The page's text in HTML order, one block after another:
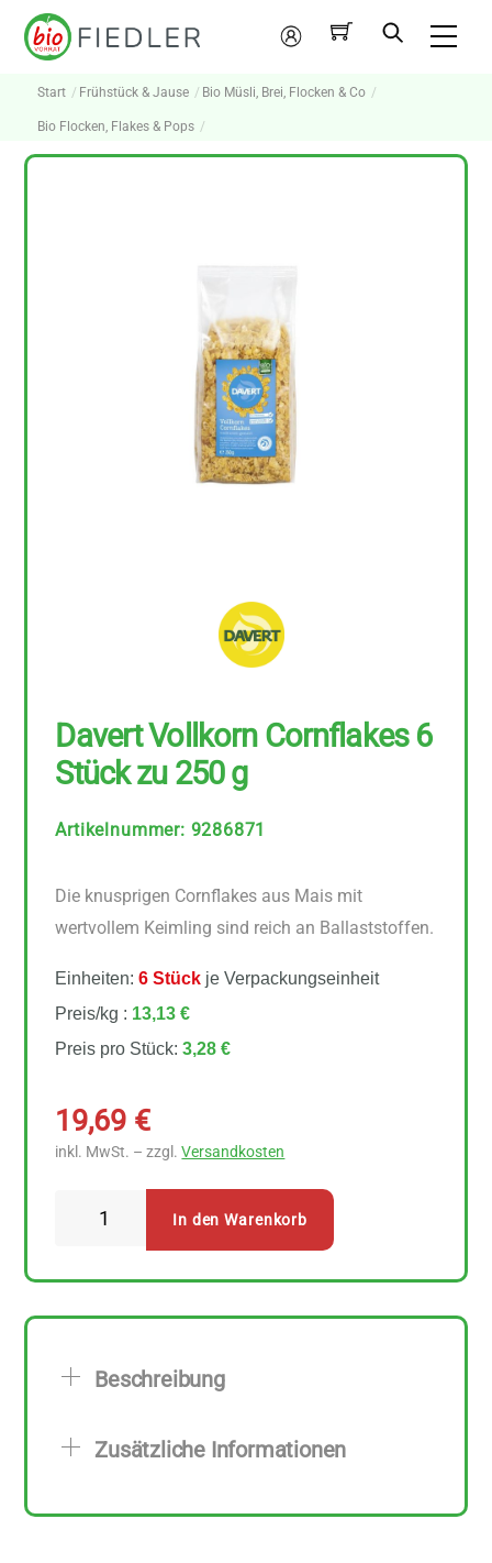
Skip
Mein
Konto
Start Frühstück & Jause Bio Müsli, Brei, Flocken & Co
Bio Flocken, Flakes & Pops
Davert Vollkorn Cornflakes 6
Stück zu 250 g
Artikelnummer: 9286871
Die knusprigen Cornflakes aus Mais mit
wertvollem Keimling sind reich an Ballaststoffen.
Einheiten:6 Stück je Verpackungseinheit
Preis/kg : 13,13 €
Preis pro Stück:3,28 €
19,69 €
inkl. MwSt. – zzgl.Versandkosten
zu
Menge
In den Warenkorb
Beschreibung
Zusätzliche Informationen